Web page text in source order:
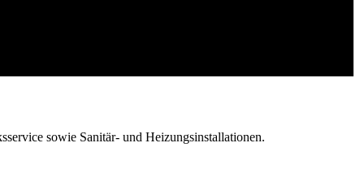
sowie Sanitär- und Heizungsinstallationen.